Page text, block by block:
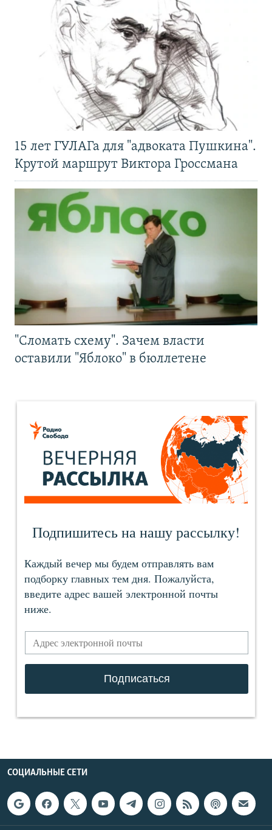
15 лет ГУЛАГа для "адвоката Пушкина".
Крутой маршрут Виктора Гроссмана
"Сломать схему". Зачем власти
оставили "Яблоко" в бюллетене
СОЦИАЛЬНЫЕ СЕТИ